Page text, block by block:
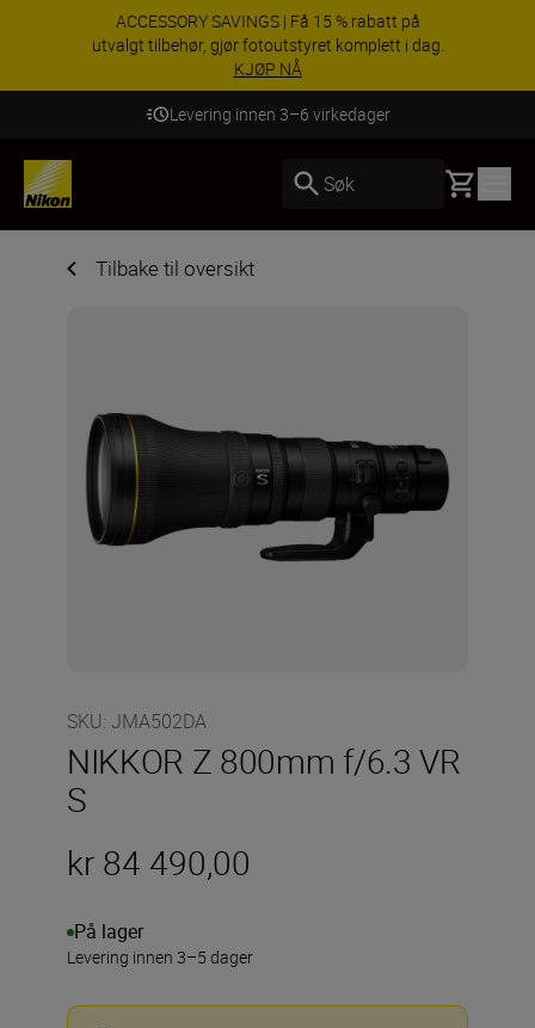
ACCESSORY SAVINGS | Få 15 % rabatt på
utvalgt tilbehør, gjør fotoutstyret komplett i dag.
KJØP NÅ
Levering innen 3–6 virkedager
Søk Basket
Tilbake til oversikt
SKU: JMA502DA
NIKKOR Z 800mm f/6.3 VR
S
kr 84 490,00
På lager
Levering innen 3–5 dager